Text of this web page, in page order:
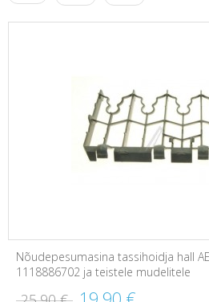
Nõudepesumasina tassihoidja hall
1118886702 ja teistele mudelitele